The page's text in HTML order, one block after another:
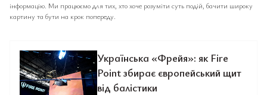
інформацію. Ми працюємо для тих, хто хоче розуміти суть подій, бачити широку
картину та бути на крок попереду.
Українська «Фрейя»: як Fire
Point збирає європейський щит
від балістики